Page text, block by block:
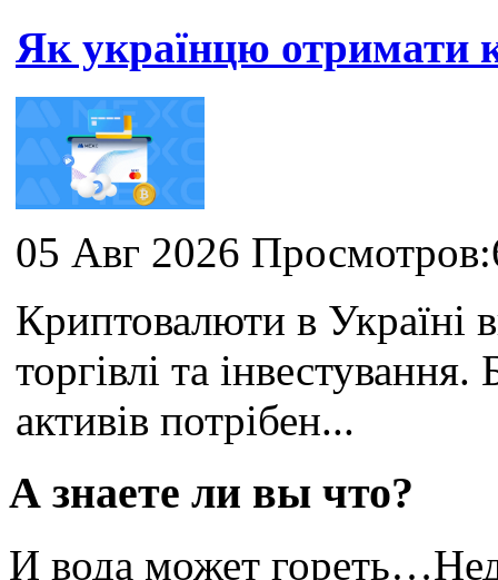
Як українцю отримати
05 Авг 2026
Криптовалюти в Україні
торгівлі та
активів потрібен...
А знаете ли вы что?
И вода может